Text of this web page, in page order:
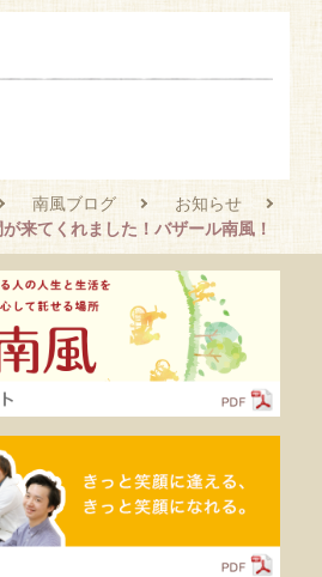
南風ブログ
お知らせ
来てくれました！バザール南風！